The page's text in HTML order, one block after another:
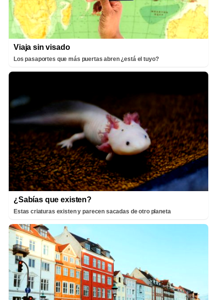
Viaja sin visado
Los pasaportes que más puertas abren ¿está el tuyo?
¿Sabías que existen?
Estas criaturas existen y parecen sacadas de otro planeta